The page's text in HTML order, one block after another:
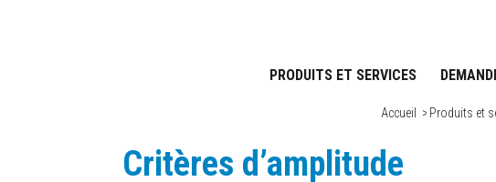
PRODUITS ET SERVICES
Critères d’amplitude
Accueil / Produits et